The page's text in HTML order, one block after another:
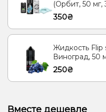
(Орбит, 50 мг,
350₴
Жидкость Flip
Виноград, 50
250₴
Вместе дешевле